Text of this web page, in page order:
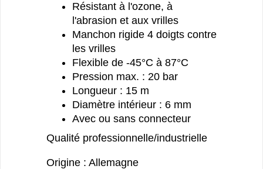
Résistant à l'ozone, à
l'abrasion et aux vrilles
Manchon rigide 4 doigts contre
les vrilles
Flexible de -45°C à 87°C
Pression max. : 20 bar
Longueur : 15 m
Diamètre intérieur : 6 mm
Avec ou sans connecteur
Qualité professionnelle/industrielle
Origine : Allemagne